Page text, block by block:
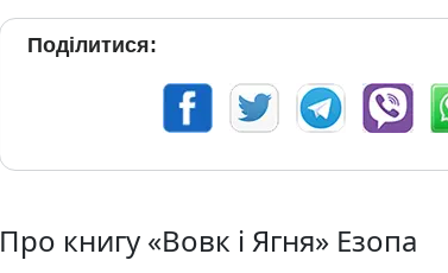
Поділитися:
Про книгу «Вовк і Ягня» Езопа